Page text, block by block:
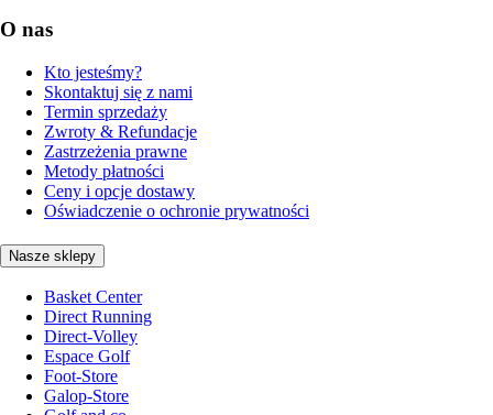
O nas
Kto jesteśmy?
Skontaktuj się z nami
Termin sprzedaży
Zwroty & Refundacje
Zastrzeżenia prawne
Metody płatności
Ceny i opcje dostawy
Oświadczenie o ochronie prywatności
Nasze sklepy
Basket Center
Direct Running
Direct-Volley
Espace Golf
Foot-Store
Galop-Store